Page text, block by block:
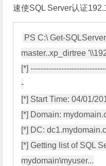
速使SQL Server认证
PS C:\ Get-
master..xp_dirtree
[*]
-
[*] Start Time: 04/01/
[*] Domain:
[*] DC:
[*] Getting list of SQL
mydomain\myuser...